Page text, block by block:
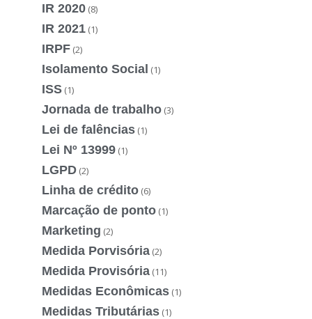
IR 2020 (8)
IR 2021 (1)
IRPF (2)
Isolamento Social (1)
ISS (1)
Jornada de trabalho (3)
Lei de falências (1)
Lei Nº 13999 (1)
LGPD (2)
Linha de crédito (6)
Marcação de ponto (1)
Marketing (2)
Medida Porvisória (2)
Medida Provisória (11)
Medidas Econômicas (1)
Medidas Tributárias (1)